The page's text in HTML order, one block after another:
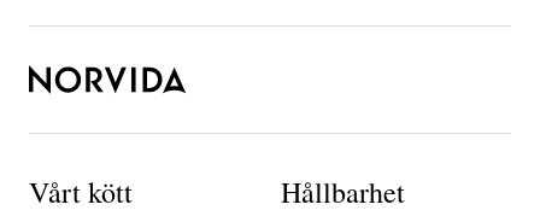
Vårt kött
Hållbarhet
a